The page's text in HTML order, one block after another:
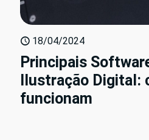
18/04/2024
Principais
Ilustração Digital:
funcionam